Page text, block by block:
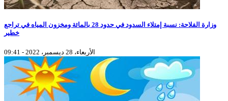
وزارة الفلاحة: نسبة إمتلاء السدود في حدود 28 بالمائة ومخزون المياه في تراجع
خطير
الأربعاء، 28 ديسمبر، 2022 - 09:41